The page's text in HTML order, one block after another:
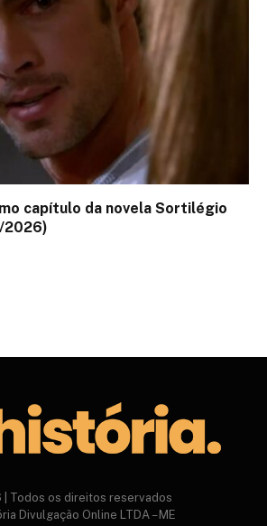
capítulo da novela Sortilégio
2026)
Todos os direitos reservados
Divulgação Online LTDA – ME